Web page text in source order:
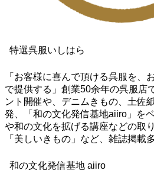
特選呉服いしはら
「お客様に喜んで頂ける呉服を、
で提供する」創業50余年の呉服店
ント開催や、デニムきもの、土佐
発、「和の文化発信基地aiiro」を
や和の文化を拡げる講座などの取
「美しいきもの」など、雑誌掲載多
和の文化発信基地 aiiro